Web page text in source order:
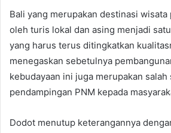
Bali yang merupakan destinasi
oleh turis lokal dan asing menjadi
yang harus terus ditingkatkan
menegaskan sebetulnya
kebudayaan ini juga merupakan
pendampingan PNM kepada
Dodot menutup keterangannya